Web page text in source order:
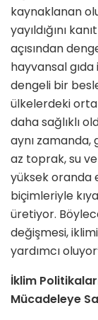
kaynaklanan
yayıldığını
açısından
hayvansal
dengeli bir
ülkelerdeki
daha sağlıklı
aynı zamanda,
az toprak, su
yüksek oranda
biçimleriyle
üretiyor.
değişmesi,
yardımcı
İklim
Mücadeleye